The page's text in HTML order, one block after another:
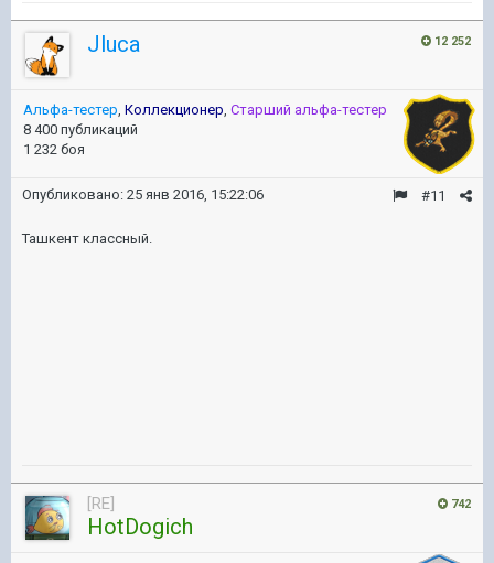
12 252
Jluca
Альфа-тестер, Коллекционер, Старший альфа-тестер
8 400 публикаций
1 232 боя
#11
Опубликовано: 25 янв 2016, 15:22:06
Ташкент классный.
742
[RE]
HotDogich